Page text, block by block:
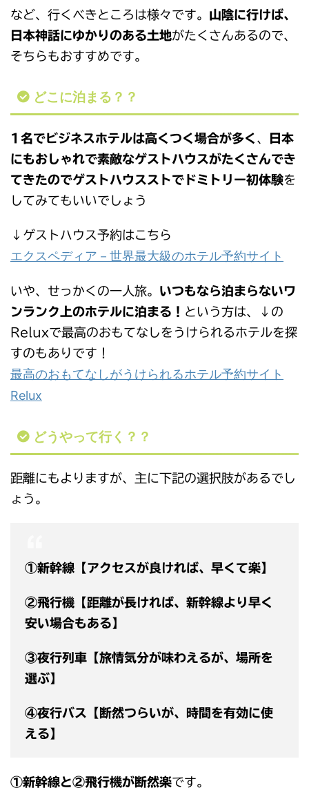
など、行くべきところは様々です。 山陰に行けば、
日本神話にゆかりのある土地がたくさんあるので、
そちらもおすすめです。
どこに泊まる？？
1名でビジネスホテルは高くつく場合が多く 、
日本
にもおしゃれで素敵なゲストハウスがたくさんでき
てきたのでゲストハウスストでドミトリー初体験を
してみてもいいでしょう
↓ゲストハウス予約はこちら
エクスペディア－世界最大級のホテル予約サイト
いや、せっかくの一人旅。 いつもなら泊まらないワ
ンランク上のホテルに泊まる！ という方は、↓の
Reluxで最高のおもてなしをうけられるホテルを探
すのもありです！
最高のおもてなしがうけられるホテル予約サイト
Relux
どうやって行く？？
距離にもよりますが、主に下記の選択肢があるでし
ょう。
①新幹線【アクセスが良ければ、早くて楽】
②飛行機【距離が長ければ、新幹線より早く
安い場合もある】
③夜行列車【旅情気分が味わえるが、場所を
選ぶ】
④夜行バス【断然つらいが、時間を有効に使
える】
①新幹線と②飛行機が断然楽です。